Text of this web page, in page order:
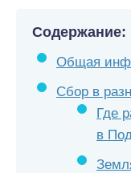
Содержание:
Общая
Сбор в
Где
в